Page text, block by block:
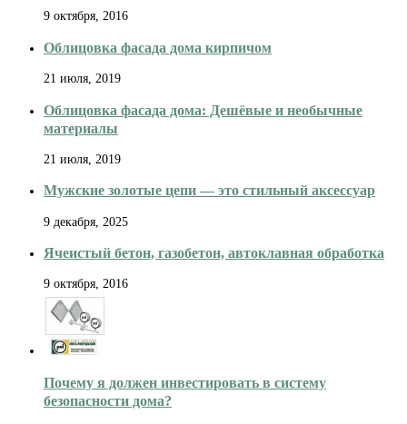
9 октября, 2016
Облицовка фасада дома кирпичом
21 июля, 2019
Облицовка фасада дома: Дешёвые и необычные
материалы
21 июля, 2019
Мужские золотые цепи — это стильный аксессуар
9 декабря, 2025
Ячеистый бетон, газобетон, автоклавная обработка
9 октября, 2016
Почему я должен инвестировать в систему
безопасности дома?